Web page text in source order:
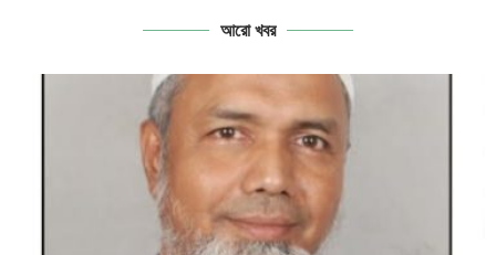
আরো খবর